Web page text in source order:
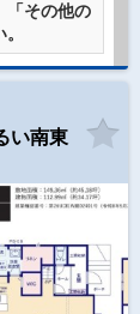
「その他の
い南東